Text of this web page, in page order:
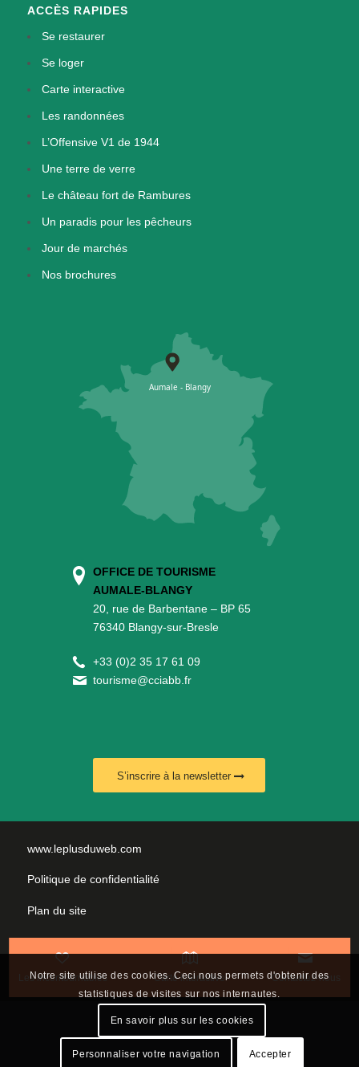
Les incontournables Carte interactive Contactez-nous
ACCÈS RAPIDES
Se restaurer
Se loger
Carte interactive
Les randonnées
L’Offensive V1 de 1944
Une terre de verre
Le château fort de Rambures
Un paradis pour les pêcheurs
Jour de marchés
Nos brochures
OFFICE DE TOURISME
AUMALE-BLANGY
20, rue de Barbentane – BP 65
76340 Blangy-sur-Bresle
+33 (0)2 35 17 61 09
tourisme@cciabb.fr
S’inscrire à la newsletter
www.leplusduweb.com
Politique de confidentialité
Plan du site
Mentions légales
Nous contacter
Notre site utilise des cookies. Ceci nous permets d'obtenir des
statistiques de visites sur nos internautes.
En savoir plus sur les cookies
Personnaliser votre navigation Accepter